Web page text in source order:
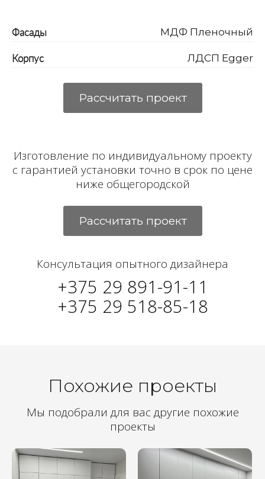
Фасады МДФ Пленочный
Корпус ЛДСП Egger
Рассчитать проект
Изготовление по индивидуальному проекту
с гарантией установки точно в срок по цене
ниже общегородской
Рассчитать проект
Консультация опытного дизайнера
+375 29 891-91-11
+375 29 518-85-18
Похожие проекты
Мы подобрали для вас другие похожие
проекты